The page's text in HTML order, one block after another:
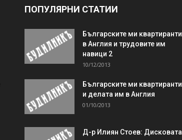
ПОПУЛЯРНИ СТАТИИ
Българските ми квартиранти
в Англия и трудовите им
навици 2
10/12/2013
Българските ми квартиранти
и делата им в Англия
01/10/2013
Д-р Илиян Стоев: Дисковата